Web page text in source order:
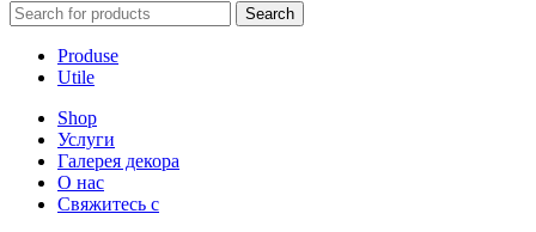
Search
Produse
Utile
Shop
Услуги
Галерея декора
О нас
Свяжитесь с